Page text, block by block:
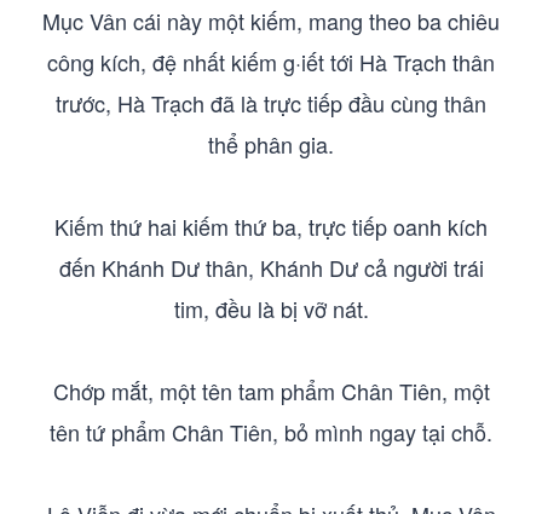
Mục Vân cái này một kiếm, mang theo ba chiêu
công kích, đệ nhất kiếm g·iết tới Hà Trạch thân
trước, Hà Trạch đã là trực tiếp đầu cùng thân
thể phân gia.
Kiếm thứ hai kiếm thứ ba, trực tiếp oanh kích
đến Khánh Dư thân, Khánh Dư cả người trái
tim, đều là bị vỡ nát.
Chớp mắt, một tên tam phẩm Chân Tiên, một
tên tứ phẩm Chân Tiên, bỏ mình ngay tại chỗ.